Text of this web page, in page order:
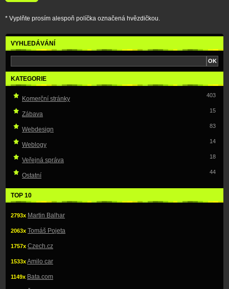
* Vyplňte prosím alespoň políčka označená hvězdičkou.
VYHLEDÁVÁNÍ
KATEGORIE
403
Komerční stránky
15
Zábava
83
Webdesign
14
Weblogy
18
Veřejná správa
44
Ostatní
TOP 10
2793x Martin Balhar
2063x Tomáš Pojeta
1757x Czech.cz
1533xAmilo car
1149x Bata.com